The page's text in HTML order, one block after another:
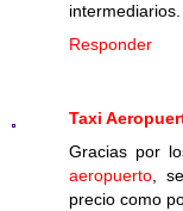
intermediarios.
Responder
Taxi
Gracias por
aeropuerto ,
precio como